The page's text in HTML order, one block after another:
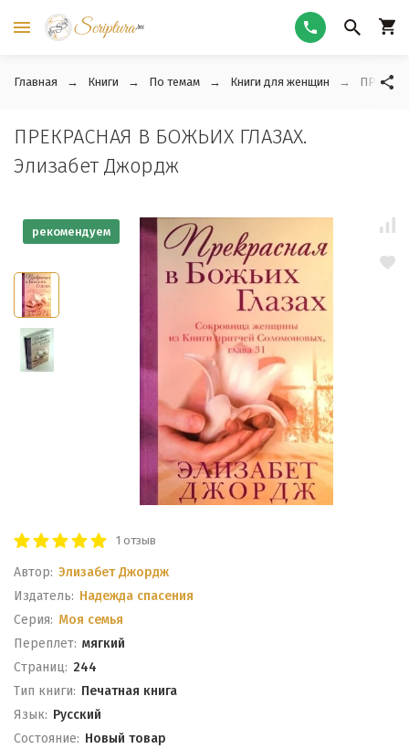
Главная Книги По темам Книги для женщин
ПРЕКРАСНАЯ В БОЖЬИХ ГЛАЗАХ.
Элизабет Джордж
рекомендуем
1 отзыв
Автор: Элизабет Джордж
Издатель: Надежда спасения
Серия: Моя семья
Переплет: мягкий
Cтраниц: 244
Тип книги: Печатная книга
Язык: Русский
Состояние: Новый товар